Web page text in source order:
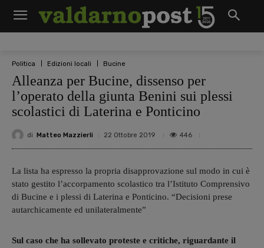
Politica Edizioni locali Bucine
Alleanza per Bucine, dissenso per
l’operato della giunta Benini sui plessi
scolastici di Laterina e Ponticino
di Matteo Mazzierli 22 Ottobre 2019 446
La lista ha espresso la propria disapprovazione sul modo in cui è
stato gestito l’accorpamento scolastico tra l’Istituto Comprensivo
di Bucine e i plessi di Laterina e Ponticino. “Decisioni prese
autarchicamente ed unilateralmente”
Sul caso che ha sollevato proteste e critiche, riguardante il